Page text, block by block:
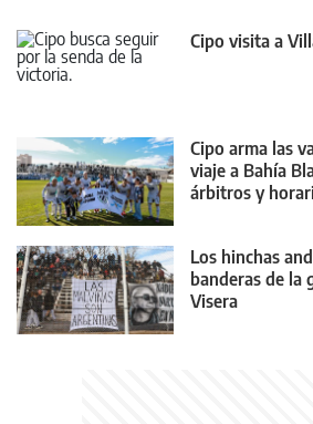
Cipo visita a
Cipo arma las
viaje a Bahía
árbitros y
Los hinchas
banderas de la
Visera